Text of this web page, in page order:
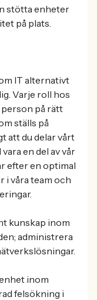
stötta enheter
på plats.
IT alternativt
Varje roll hos
på rätt
ställs på
att du delar vårt
en del av vår
efter en optimal
i våra team och
kunskap inom
administrera
inom
felsökning i